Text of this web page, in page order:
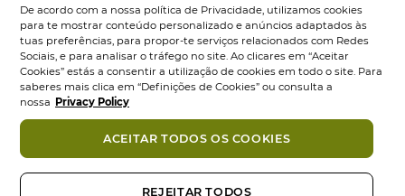
Aerossol 150 ml
5.0 (1)
5.0
em
5
estrelas.
1
análise
14,95 €
Adicionar
4.6 (8)
4.6
em
5
estrelas.
8
9,95 €
Adicionar
De acordo com a nossa política de Privacidade, utilizamos cookies
para te mostrar conteúdo personalizado e anúncios adaptados às
tuas preferências, para propor-te serviços relacionados com Redes
Sociais, e para analisar o tráfego no site. Ao clicares em “Aceitar
Cookies” estás a consentir a utilização de cookies em todo o site. Para
saberes mais clica em “Definições de Cookies” ou consulta a
nossa Privacy Policy
REJEITAR TODOS
ACEITAR TODOS OS COOKIES